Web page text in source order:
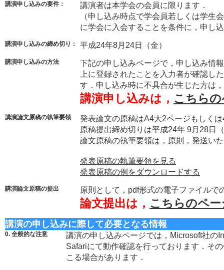
講演申し込みの要件：
講演者は本学会の会員に限ります．
（申し込み時点で学会員若しくは学生
に学会に入会することを条件に，申し
講演申し込みの締め切り： 平成24年8月24日（金）
講演申し込みの方法
下記の申し込みページで，申し込み情
上に登録されたことを入力者が確認し
す．申し込み時に不具合が生じた方は，
講演申し込みは， こちら
講演論文原稿の執筆要領
発表論文の原稿はA4大2ページもしく
原稿提出締め切りは平成24年 9月28日
論文原稿の執筆要領は，原則，発送い
発表原稿の執筆要領を見る
発表原稿の例をダウンロードする
講演論文原稿の提出 原則として，pdf形式の電子ファイルで
論文提出は， こちらのペー
講演の申し込みに際して必要となる情報
0. 全般的な注意
講演の申し込みページでは，Microsoft社の
Safariにて動作確認を行っております．そ
こる場合があります．